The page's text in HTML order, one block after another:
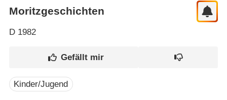
Moritzgeschichten
D1982
Kinder/Jugend